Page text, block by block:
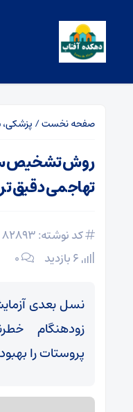
صفحه نخست/
روش تشخیص
تهاجمی دقیق
کد نوشته: 82893
۰
نسل بعدی
زودهنگام
پروستات را